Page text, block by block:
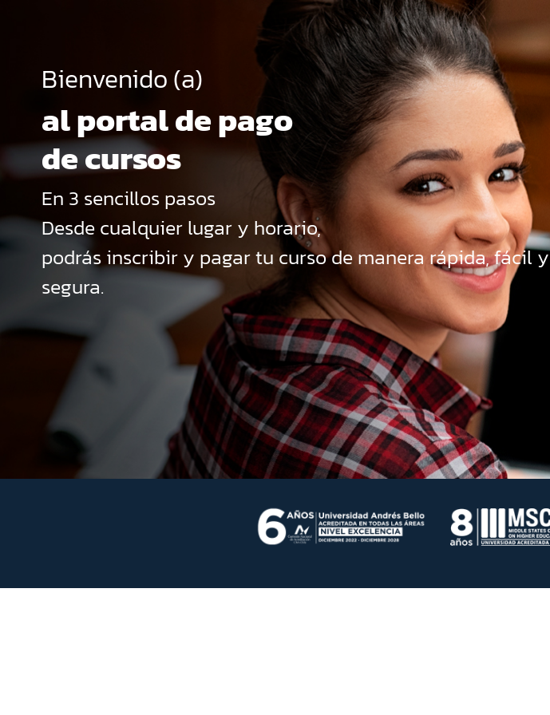
Bienvenido (a)
al portalde pago
de cursos
En 3 sencillos pasos
Desde cualquier lugar y horario,
podrás inscribir y pagar tu curso de manera rápida, fácil y
segura.